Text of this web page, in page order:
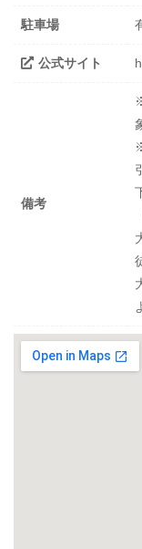
駐車場
公式サイト
備考